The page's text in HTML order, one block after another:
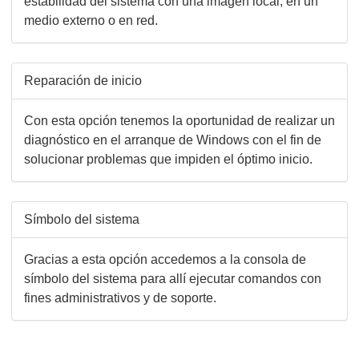
medio externo o en red.
Reparación de inicio
Con esta opción tenemos la oportunidad de realizar un
diagnóstico en el arranque de Windows con el fin de
solucionar problemas que impiden el óptimo inicio.
Símbolo del sistema
Gracias a esta opción accedemos a la consola de
símbolo del sistema para allí ejecutar comandos con
fines administrativos y de soporte.